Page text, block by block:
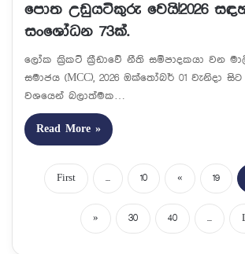
පොත උඩුයටිකුරු වෙයි!2026
සංශෝධන 73ක්.
ලෝක ක්‍රිකට් ක්‍රීඩාවේ නීති සම්පාදකයා වන
සමාජය (MCC), 2026 ඔක්තෝබර් 01 වැනිදා
වශයෙන් බලාත්මක…
Read More »
First ... 10 « 19
» 30 40 ...